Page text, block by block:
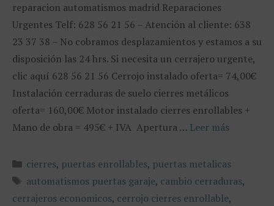
reparacion automatismos madrid Reparaciones
Urgentes Telf: 628 56 21 56 – Atención al cliente: 638
23 37 38 – No cobramos desplazamientos y estamos a su
disposición las 24 hrs. Si necesita un cerrajero urgente,
clic aquí 628 56 21 56 Cerrojo instalado oferta= 74,00€
Instalación cerraduras de suelo cierres metálicos
oferta= 160,00€ Motor instalado cierres enrollables +
Mano de obra = 495€ + IVA Apertura … Leer más
Categorías
cierres, puertas enrollables, puertas metalicas
Etiquetas
automatismos puertas garaje, cambio cerraduras,
cerrajeros economicos, cerrojo cierres enrollable,